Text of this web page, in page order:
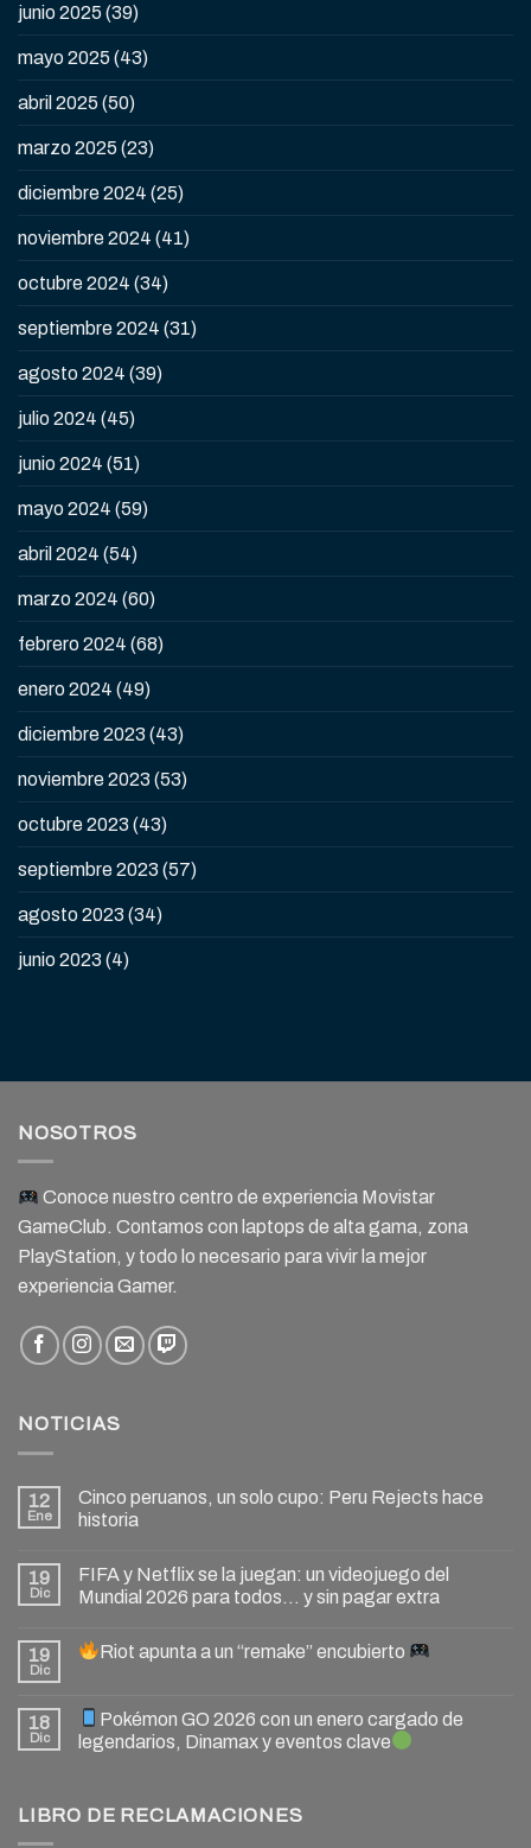
junio 2025 (39)
mayo 2025 (43)
abril 2025 (50)
marzo 2025 (23)
diciembre 2024 (25)
noviembre 2024 (41)
octubre 2024 (34)
septiembre 2024 (31)
agosto 2024 (39)
julio 2024 (45)
junio 2024 (51)
mayo 2024 (59)
abril 2024 (54)
marzo 2024 (60)
febrero 2024 (68)
enero 2024 (49)
diciembre 2023 (43)
noviembre 2023 (53)
octubre 2023 (43)
septiembre 2023 (57)
agosto 2023 (34)
junio 2023 (4)
NOSOTROS
Conoce nuestro centro de experiencia Movistar
GameClub. Contamos con laptops de alta gama, zona
PlayStation, y todo lo necesario para vivir la mejor
experiencia Gamer.
NOTICIAS
12
Ene
Cinco peruanos, un solo cupo: Peru Rejects hace
historia
19
Dic
FIFA y Netflix se la juegan: un videojuego del
Mundial 2026 para todos… y sin pagar extra
19
Dic
Riot apunta a un “remake” encubierto
18
Dic
Pokémon GO 2026 con un enero cargado de
legendarios, Dinamax y eventos clave
LIBRO DE RECLAMACIONES